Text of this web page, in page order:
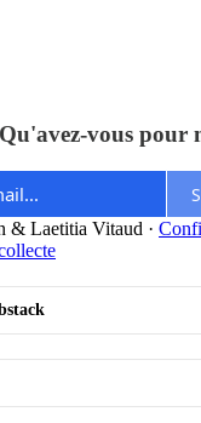
vous pour
& Laetitia Vitaud ·